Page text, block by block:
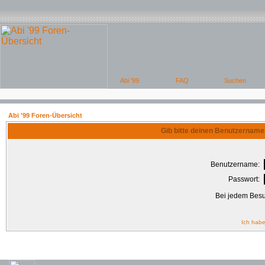
Abi '99 Foren-Übersicht
Gib bitte deinen
Benutzername:
Passwort:
Bei jedem
Ich